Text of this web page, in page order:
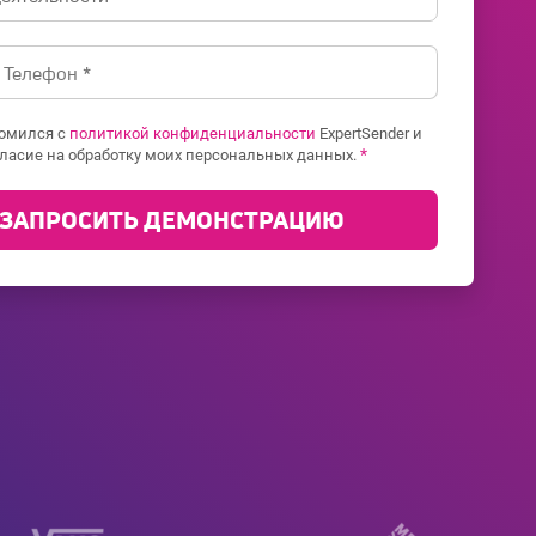
с политикой конфиденциальности ExpertSender и
на обработку моих персональных данных. *
ЗАПРОСИТЬ ДЕМОНСТРАЦИЮ